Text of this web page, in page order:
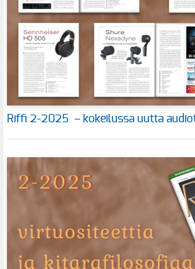
Riffi 2-2025 – kokeilussa uutta